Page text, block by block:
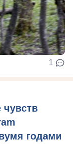
1
чувств
годами